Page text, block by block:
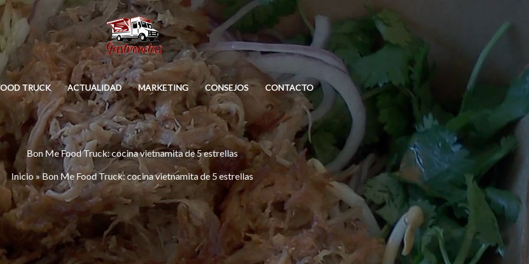
TRUCK ACTUALIDAD MARKETING CONSEJOS CONTACTO
Bon Me Food Truck: cocina vietnamita de 5 estrellas
Inicio » Bon Me Food Truck: cocina vietnamita de 5 estrellas